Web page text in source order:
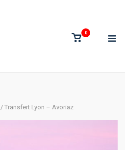
View
0
/ Transfert Lyon – Avoriaz